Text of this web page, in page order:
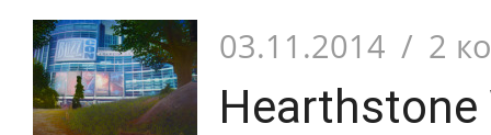
03.11.2014 / 2